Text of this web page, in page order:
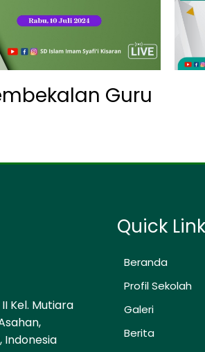
Guru
Kel. Mutiara
Indonesia
Quick
Beranda
Profil Sekolah
Galeri
Berita